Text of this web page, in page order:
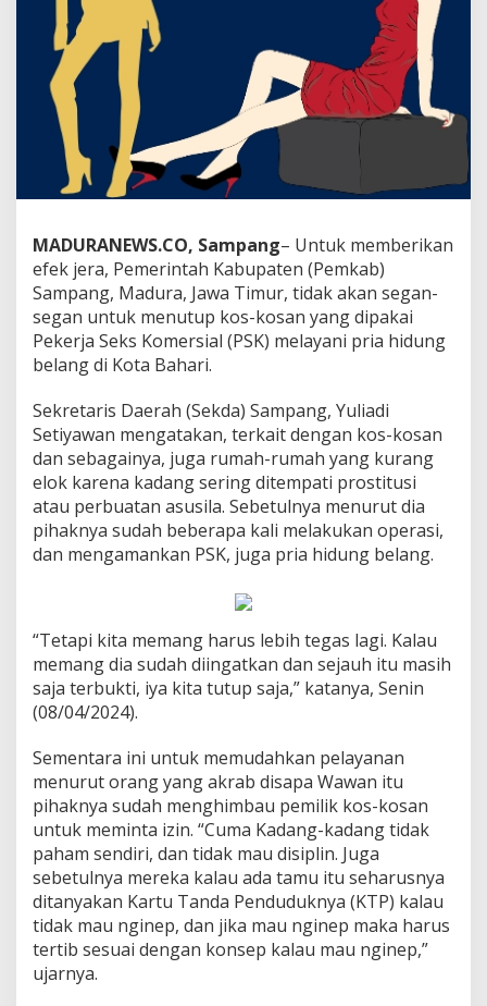
MADURANEWS.CO, Sampang– Untuk memberikan
efek jera, Pemerintah Kabupaten (Pemkab)
Sampang, Madura, Jawa Timur, tidak akan segan-
segan untuk menutup kos-kosan yang dipakai
Pekerja Seks Komersial (PSK) melayani pria hidung
belang di Kota Bahari.
Sekretaris Daerah (Sekda) Sampang, Yuliadi
Setiyawan mengatakan, terkait dengan kos-kosan
dan sebagainya, juga rumah-rumah yang kurang
elok karena kadang sering ditempati prostitusi
atau perbuatan asusila. Sebetulnya menurut dia
pihaknya sudah beberapa kali melakukan operasi,
dan mengamankan PSK, juga pria hidung belang.
“Tetapi kita memang harus lebih tegas lagi. Kalau
memang dia sudah diingatkan dan sejauh itu masih
saja terbukti, iya kita tutup saja,” katanya, Senin
(08/04/2024).
Sementara ini untuk memudahkan pelayanan
menurut orang yang akrab disapa Wawan itu
pihaknya sudah menghimbau pemilik kos-kosan
untuk meminta izin. “Cuma Kadang-kadang tidak
paham sendiri, dan tidak mau disiplin. Juga
sebetulnya mereka kalau ada tamu itu seharusnya
ditanyakan Kartu Tanda Penduduknya (KTP) kalau
tidak mau nginep, dan jika mau nginep maka harus
tertib sesuai dengan konsep kalau mau nginep,”
ujarnya.